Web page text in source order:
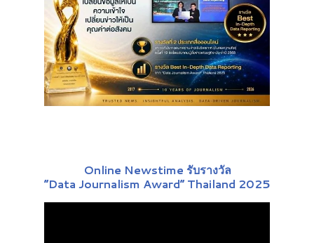
Online Newstime รับรางวัล
“Data Journalism Award” Thailand 2025